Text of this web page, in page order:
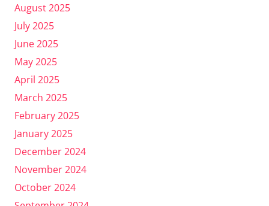
August 2025
July 2025
June 2025
May 2025
April 2025
March 2025
February 2025
January 2025
December 2024
November 2024
October 2024